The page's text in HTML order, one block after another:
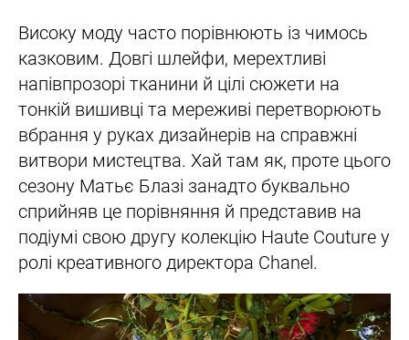
Високу моду часто порівнюють із чимось
казковим. Довгі шлейфи, мерехтливі
напівпрозорі тканини й цілі сюжети на
тонкій вишивці та мереживі перетворюють
вбрання у руках дизайнерів на справжні
витвори мистецтва. Хай там як, проте цього
сезону Матьє Блазі занадто буквально
сприйняв це порівняння й представив на
подіумі свою другу колекцію Haute Couture у
ролі креативного директора Chanel.